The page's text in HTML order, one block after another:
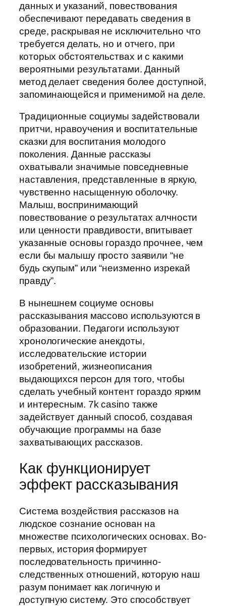
данных и указаний, повествования
обеспечивают передавать сведения в
среде, раскрывая не исключительно что
требуется делать, но и отчего, при
которых обстоятельствах и с какими
вероятными результатами. Данный
метод делает сведения более доступной,
запоминающейся и применимой на деле.
Традиционные социумы задействовали
притчи, нравоучения и воспитательные
сказки для воспитания молодого
поколения. Данные рассказы
охватывали значимые повседневные
наставления, представленные в яркую,
чувственно насыщенную оболочку.
Малыш, воспринимающий
повествование о результатах алчности
или ценности правдивости, впитывает
указанные основы гораздо прочнее, чем
если бы малышу просто заявили “не
будь скупым” или “неизменно изрекай
правду”.
В нынешнем социуме основы
рассказывания массово используются в
образовании. Педагоги используют
хронологические анекдоты,
исследовательские истории
изобретений, жизнеописания
выдающихся персон для того, чтобы
сделать учебный контент гораздо ярким
и интересным. 7k casino также
задействует данный способ, создавая
обучающие программы на базе
захватывающих рассказов.
Как функционирует
эффект рассказывания
Система воздействия рассказов на
людское сознание основан на
множестве психологических основах. Во-
первых, история формирует
последовательность причинно-
следственных отношений, которую наш
разум понимает как логичную и
доступную систему. Это способствует